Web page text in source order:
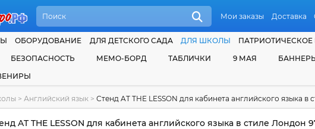
Мои заказы Доставка
ОБОРУДОВАНИЕ ДЛЯ ДЕТСКОГО САДА ДЛЯ ШКОЛЫ
БЕЗОПАСНОСТЬ МЕМО-БОРД ТАБЛИЧКИ 9 МАЯ
> Английский язык > Стенд AT THE LESSON для кабинета английского языка
AT THE LESSON для кабинета английского языка в стиле Лондон